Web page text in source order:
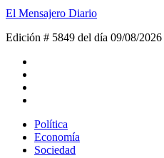
El Mensajero Diario
Edición # 5849 del día 09/08/2026
Política
Economía
Sociedad